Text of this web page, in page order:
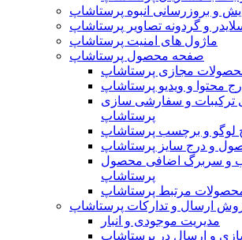
و بروزرسانی انبوه پرستاشاپ
و گردونه تصاویر پرستاشاپ
ماژول های امنیت پرستاشاپ
صفحه محصول پرستاشاپ
مجازی پرستاشاپ
محتوا و ویدیو پرستاشاپ
ترکیبات و سفارشی سازی
پرستاشاپ
لوگو و برچسب پرستاشاپ
و درج سایز پرستاشاپ
و سربرگ اضافی محصول
پرستاشاپ
مرتبط پرستاشاپ
ارسال و تدارکات پرستاشاپ
مدیریت موجودی و انبار
و ارسال در پرستاشاپ